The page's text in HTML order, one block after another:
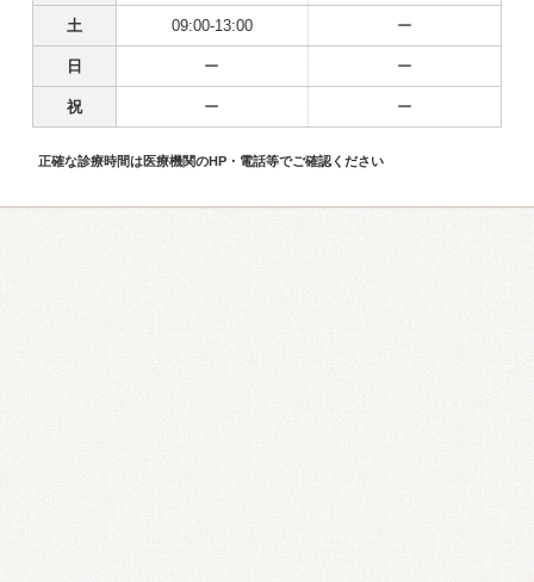
土 09:00-13:00 ー
日 ー ー
祝 ー ー
正確な診療時間は医療機関のHP・電話等でご確認ください